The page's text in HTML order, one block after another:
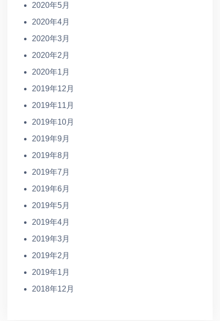
2020年5月
2020年4月
2020年3月
2020年2月
2020年1月
2019年12月
2019年11月
2019年10月
2019年9月
2019年8月
2019年7月
2019年6月
2019年5月
2019年4月
2019年3月
2019年2月
2019年1月
2018年12月